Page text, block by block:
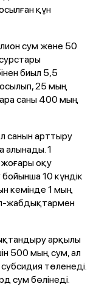
құн
сум және 50
биыл 5,5
25 мың
саны 400 мың
санын арттыру
алынады. 1
оқу
10 күндік
кемінде 1 мың
жабдықтармен
арқылы
500 мың сум, ал
төленеді.
сум бөлінеді.